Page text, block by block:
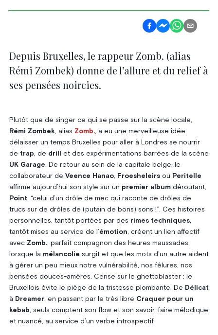
Depuis Bruxelles, le rappeur Zomb. (alias
Rémi Zombek) donne de l’allure et du relief à
ses pensées noircies.
Plutôt que de singer ce qui se passe sur la scène locale,
Rémi Zombek, alias Zomb., a eu une merveilleuse idée:
délaisser un temps Bruxelles pour aller à Londres se nourrir
de trap, de drill
et des expérimentations barrées de la scène
UK Garage. De retour au sein de la capitale belge, le
collaborateur de Veence Hanao, Froesheleirsou Peritelle
affirme aujourd’hui son style sur un premier albumdéroutant,
Point, “celui d’un drôle de mec qui raconte de drôles de
trucs sur de drôles de (putain de bons) sons !”. Ces histoires
personnelles, tantôt portées par des rimes techniques,
tantôt mises au service de l’émotion, créent un lien affectif
avec Zomb., parfait compagnon des heures maussades,
lorsque la mélancolie surgit et que les mots d’un autre aident
à gérer un peu mieux notre vulnérabilité, nos fêlures, nos
pensées douces-amères. Cerise sur le ghettoblaster : le
Bruxellois évite le piège de la tristesse plombante. De Délicat
à Dreamer, en passant par le très libre Craquer pour un
kebab, seuls comptent son ﬂow et son savoir-faire mélodique
et nuancé, au service d’un verbe introspectif.